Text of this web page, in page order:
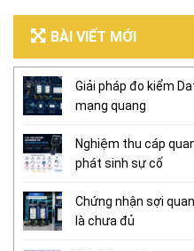
BÀI VIẾT MỚI
Giải pháp đo kiểm
mạng quang
Nghiệm thu cáp
phát sinh sự cố
Chứng nhận sợi
là chưa đủ